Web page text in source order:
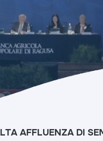
AFFLUENZA DI